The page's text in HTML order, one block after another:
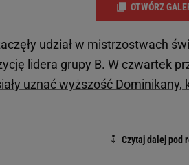
OTWÓRZ
udział w mistrzostwach
lidera grupy B. W czwartek
uznać wyższość Dominikany,